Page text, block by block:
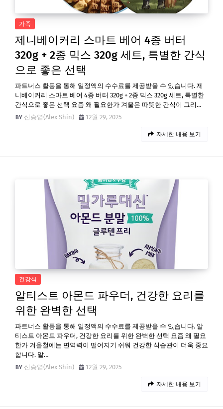
가족
제니베이커리 스마트 베어 4종 버터
320g + 2종 믹스 320g 세트, 특별한 간식
으로 좋은 선택
파트너스 활동을 통해 일정액의 수수료를 제공받을 수 있습니다. 제
니베이커리 스마트 베어 4종 버터 320g + 2종 믹스 320g 세트, 특별한
간식으로 좋은 선택 요즘 왜 필요한가 겨울은 따뜻한 간식이 그리…
신승엽(Alex Shin)
12월 29, 2025
자세한 내용 보기
건강식
알티스트 아몬드 파우더, 건강한 요리를
위한 완벽한 선택
파트너스 활동을 통해 일정액의 수수료를 제공받을 수 있습니다. 알
티스트 아몬드 파우더, 건강한 요리를 위한 완벽한 선택 요즘 왜 필요
한가 겨울철에는 면역력이 떨어지기 쉬워 건강한 식습관이 더욱 중요
합니다. 알…
신승엽(Alex Shin)
12월 29, 2025
자세한 내용 보기